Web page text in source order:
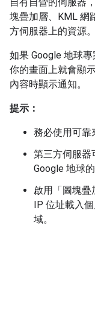
塊疊加層、KML 網
方伺服器上的資源。
如果 Google 地球
你的畫面上就會顯
內容時顯示通知。
提示：
務必使用可靠
第三方伺服器
Google 地球的
啟用「圖塊疊
IP 位址載入
域。